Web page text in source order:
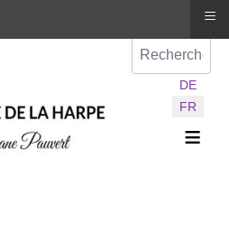
Sélectionnez
DE
FR
≡
≡